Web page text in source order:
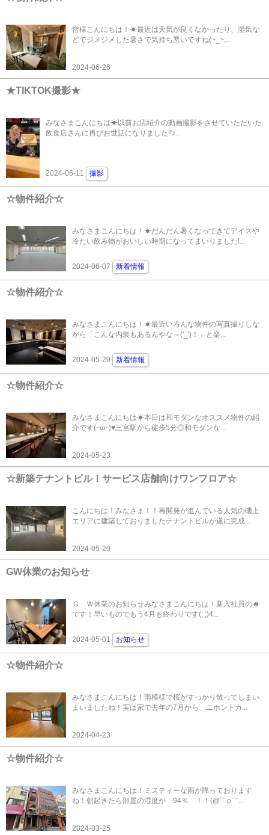
皆様こんにちは！☀最近は天気が良くなかったり、湿気な
どでジメジメした暑さで気持ち悪いですね(~_~;...
2024-06-26
★TIKTOK撮影★
みなさまこんにちは☀以前お店紹介の動画撮影をさせていただいた
飲食店さんに再びお世話になりました!!♪...
2024-06-11 撮影
☆物件紹介☆
みなさまこんにちは！☀だんだん暑くなってきてアイスや
冷たい飲み物がおいしい時期になってまいりました!...
2024-06-07 新着情報
☆物件紹介☆
みなさまこんにちは！☀最近いろんな物件の写真撮りしな
がら「こんな内装もあるんやな～('_')！」と楽...
2024-05-29 新着情報
☆物件紹介☆
みなさまこんにちは☀本日は和モダンなオススメ物件の紹
介です(･ω･)♥三宮駅から徒歩5分◎和モダンな...
2024-05-23
☆新築テナントビル！サービス店舗向けワンフロア☆
こんにちは！みなさま！！再開発が進んでいる人気の磯上
エリアに建築しておりましたテナントビルが遂に完成...
2024-05-20
GW休業のお知らせ
Ｇ Ｗ休業のお知らせみなさまこんにちは！新入社員の☻
です！早いものでもう4月も終わりです(; ;)4...
2024-05-01 お知らせ
☆物件紹介☆
みなさまこんにちは！雨模様で桜がすっかり散ってしまい
まいましたね！実は家で去年の7月から、ニホントカ...
2024-04-23
☆物件紹介☆
みなさまこんにちは！ミスティーな雨が降っております
ね！朝起きたら部屋の湿度が 94％ ！！(@￣ρ￣...
2024-03-25